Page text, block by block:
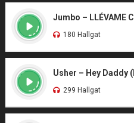
Jumbo – LLÉVAME
180 Hallgat
Usher – Hey Daddy
299 Hallgat